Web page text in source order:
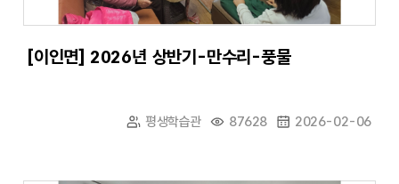
[이인면] 2026년 상반기-만수리-풍물
평생학습관 87628 2026-02-06